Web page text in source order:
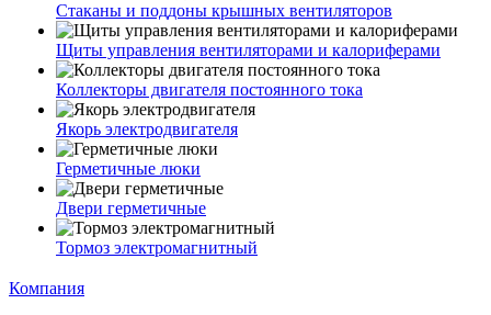
Стаканы и поддоны крышных вентиляторов
Щиты управления вентиляторами и калориферами
Коллекторы двигателя постоянного тока
Якорь электродвигателя
Герметичные люки
Двери герметичные
Тормоз электромагнитный
Компания